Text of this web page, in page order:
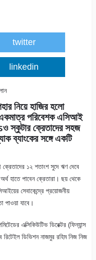
twitter
linkedin
নিয়ে হাজির হলো
পরিবেশক এসিআই
ক্রেতাদের সহজ
ব্যাংকের সঙ্গে একটি
১২ শতাংশ সুদে ঋণ দেবে
হাতে পাবেন ক্রেতারা। ছয় থেকে
সেবাকেন্দ্রে প্রয়োজনীয়
পাওয়া যাবে।
এক্সিকিউটিভ ডিরেক্টর (ফিন্যান্স
রিটেইল ডিভিশন নাজমুর রহিম নিজ নিজ